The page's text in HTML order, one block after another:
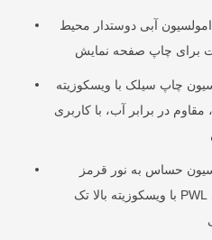
آبی دوستدار محیط
برای چاپ صفحه نمایش
چاپ سیلک با ویسکوزیته
مقاوم در برابر آب، با کاربری
حساس به نور قرمز
PWL SBQ با ویسکوزیته بالا تک